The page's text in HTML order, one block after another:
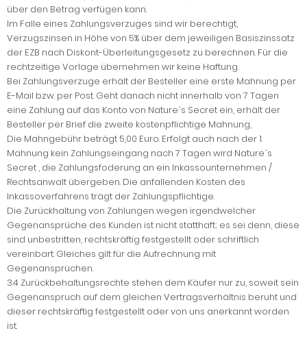
über den Betrag verfügen kann.
Im Falle eines Zahlungsverzuges sind wir berechtigt,
Verzugszinsen in Höhe von 5% über dem jeweiligen Basiszinssatz
der EZB nach Diskont-Überleitungsgesetz zu berechnen. Für die
rechtzeitige Vorlage übernehmen wir keine Haftung.
Bei Zahlungsverzuge erhält der Besteller eine erste Mahnung per
E-Mail bzw. per Post. Geht danach nicht innerhalb von 7 Tagen
eine Zahlung auf das Konto von Nature´s Secret ein, erhält der
Besteller per Brief die zweite kostenpflichtige Mahnung,
Die Mahngebühr beträgt 5,00 Euro. Erfolgt auch nach der 1.
Mahnung kein Zahlungseingang nach 7 Tagen wird Nature´s
Secret , die Zahlungsfoderung an ein Inkassounternehmen /
Rechtsanwalt übergeben. Die anfallenden Kosten des
Inkassoverfahrens trägt der Zahlungspflichtige.
Die Zurückhaltung von Zahlungen wegen irgendwelcher
Gegenansprüche des Kunden ist nicht statthaft; es sei denn, diese
sind unbestritten, rechtskräftig festgestellt oder schriftlich
vereinbart. Gleiches gilt für die Aufrechnung mit
Gegenansprüchen.
3.4 Zurückbehaltungsrechte stehen dem Käufer nur zu, soweit sein
Gegenanspruch auf dem gleichen Vertragsverhältnis beruht und
dieser rechtskräftig festgestellt oder von uns anerkannt worden
ist.